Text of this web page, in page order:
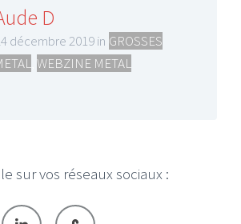
D
décembre 2019 in GROSSES
WEBZINE METAL
sur vos réseaux sociaux :